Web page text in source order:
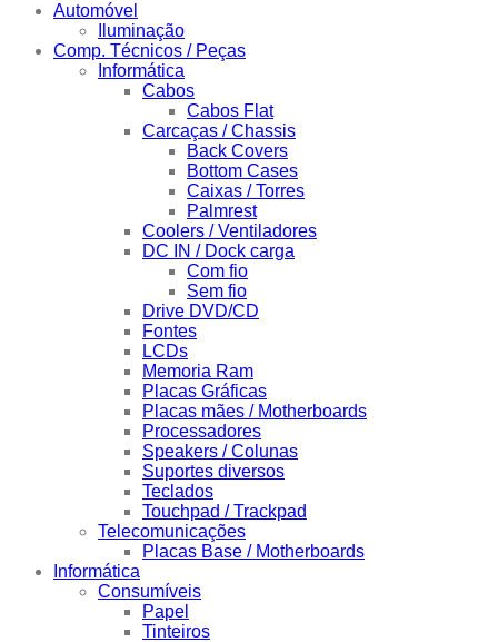
Automóvel
Iluminação
Comp. Técnicos / Peças
Informática
Cabos
Cabos Flat
Carcaças / Chassis
Back Covers
Bottom Cases
Caixas / Torres
Palmrest
Coolers / Ventiladores
DC IN / Dock carga
Com fio
Sem fio
Drive DVD/CD
Fontes
LCDs
Memoria Ram
Placas Gráficas
Placas mães / Motherboards
Processadores
Speakers / Colunas
Suportes diversos
Teclados
Touchpad / Trackpad
Telecomunicações
Placas Base / Motherboards
Informática
Consumíveis
Papel
Tinteiros